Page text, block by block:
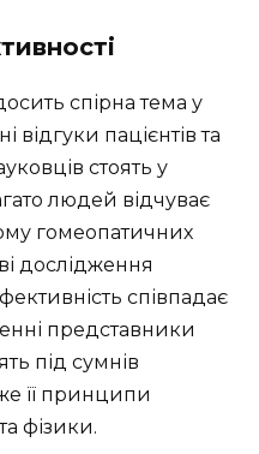
спірна тема у
відгуки пацієнтів та
стоять у
людей відчуває
гомеопатичних
дослідження
співпадає
представники
під сумнів
її принципи
фізики.